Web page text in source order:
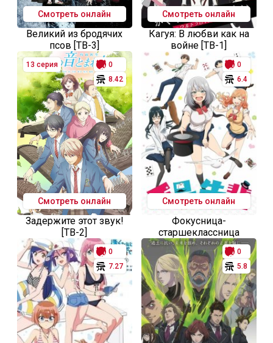
Смотреть онлайн
Великий из бродячих
псов [ТВ-3]
Смотреть онлайн
Кагуя: В любви как на
войне [ТВ-1]
13 серия
0
8.42
Смотреть онлайн
Задержите этот звук!
[ТВ-2]
0
6.4
Смотреть онлайн
Фокусница-
старшеклассница
0
7.27
0
5.8